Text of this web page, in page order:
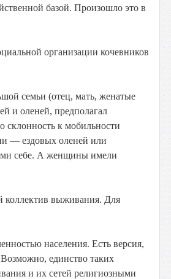
базой. Произошло это в
организации кочевников
семьи (отец, мать, женатые
и оленей, предполагал
склонность к мобильности
— ездовых оленей или
себе. А женщины имели
коллектив выживания. Для
населения. Есть версия,
единство таких
и их сетей религиозными